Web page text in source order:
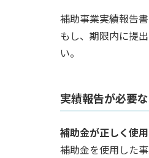
補助事業実績報告
もし、期限内に提
い。
実績報告が必要
補助金が正しく使
補助金を使用した